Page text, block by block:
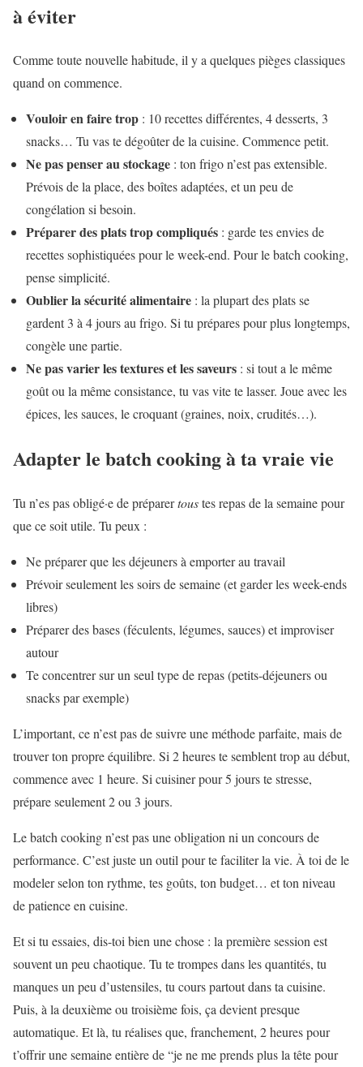
à éviter
Comme toute nouvelle habitude, il y a quelques pièges classiques
quand on commence.
Vouloir en faire trop : 10 recettes différentes, 4 desserts, 3
snacks… Tu vas te dégoûter de la cuisine. Commence petit.
Ne pas penser au stockage : ton frigo n’est pas extensible.
Prévois de la place, des boîtes adaptées, et un peu de
congélation si besoin.
Préparer des plats trop compliqués : garde tes envies de
recettes sophistiquées pour le week-end. Pour le batch cooking,
pense simplicité.
Oublier la sécurité alimentaire : la plupart des plats se
gardent 3 à 4 jours au frigo. Si tu prépares pour plus longtemps,
congèle une partie.
Ne pas varier les textures et les saveurs : si tout a le même
goût ou la même consistance, tu vas vite te lasser. Joue avec les
épices, les sauces, le croquant (graines, noix, crudités…).
Adapter le batch cooking à ta vraie vie
Tu n’es pas obligé·e de préparertoustes repas de la semaine pour
que ce soit utile. Tu peux :
Ne préparer que les déjeuners à emporter au travail
Prévoir seulement les soirs de semaine (et garder les week-ends
libres)
Préparer des bases (féculents, légumes, sauces) et improviser
autour
Te concentrer sur un seul type de repas (petits-déjeuners ou
snacks par exemple)
L’important, ce n’est pas de suivre une méthode parfaite, mais de
trouver ton propre équilibre. Si 2 heures te semblent trop au début,
commence avec 1 heure. Si cuisiner pour 5 jours te stresse,
prépare seulement 2 ou 3 jours.
Le batch cooking n’est pas une obligation ni un concours de
performance. C’est juste un outil pour te faciliter la vie. À toi de le
modeler selon ton rythme, tes goûts, ton budget… et ton niveau
de patience en cuisine.
Et si tu essaies, dis-toi bien une chose : la première session est
souvent un peu chaotique. Tu te trompes dans les quantités, tu
manques un peu d’ustensiles, tu cours partout dans ta cuisine.
Puis, à la deuxième ou troisième fois, ça devient presque
automatique. Et là, tu réalises que, franchement, 2 heures pour
t’offrir une semaine entière de “je ne me prends plus la tête pour